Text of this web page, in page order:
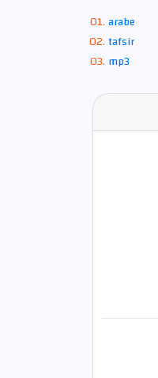
arabe
tafsir
mp3